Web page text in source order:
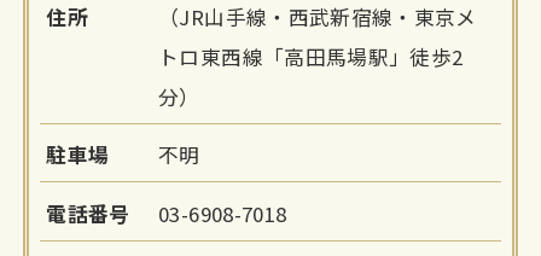
住所
（JR山手線・西武新宿線・東京メ
トロ東西線「高田馬場駅」徒歩2
分）
駐車場 不明
電話番号 03-6908-7018